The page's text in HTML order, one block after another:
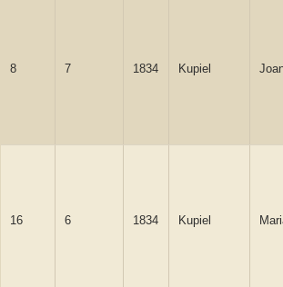
8 7 1834 Kupiel
16 6 1834 Kupiel